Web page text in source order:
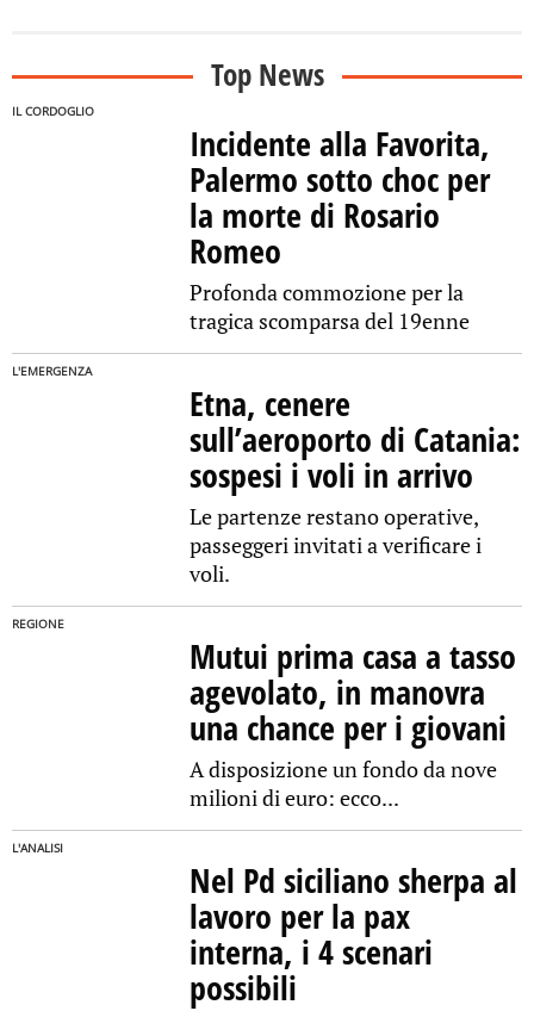
Top News
IL CORDOGLIO
Incidente alla Favorita,
Palermo sotto choc per
la morte di Rosario
Romeo
Profonda commozione per la
tragica scomparsa del 19enne
L'EMERGENZA
Etna, cenere
sull’aeroporto di Catania:
sospesi i voli in arrivo
Le partenze restano operative,
passeggeri invitati a verificare i
voli.
REGIONE
Mutui prima casa a tasso
agevolato, in manovra
una chance per i giovani
A disposizione un fondo da nove
milioni di euro: ecco...
L'ANALISI
Nel Pd siciliano sherpa al
lavoro per la pax
interna, i 4 scenari
possibili